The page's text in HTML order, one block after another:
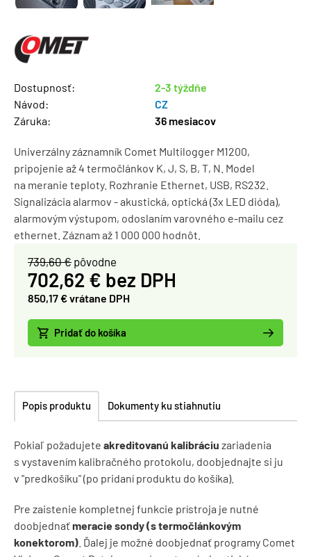
Dostupnosť:
2-3 týždňe
Návod:
CZ
Záruka:
36 mesiacov
Univerzálny záznamník Comet Multilogger M1200,
pripojenie až 4 termočlánkov K, J, S, B, T, N. Model
na meranie teploty. Rozhranie Ethernet, USB, RS232.
Signalizácia alarmov - akustická, optická (3x LED dióda),
alarmovým výstupom, odoslaním varovného e-mailu cez
ethernet. Záznam až 1 000 000 hodnôt.
739,60 € pôvodne
702,62 € bez DPH
850,17 € vrátane DPH
Pridať do košíka
Popis produktu Dokumenty ku stiahnutiu
Pokiaľ požadujete akreditovanú kalibráciu zariadenia
s vystavením kalibračného protokolu, doobjednajte si ju
v "predkošíku" (po pridaní produktu do košíka).
Pre zaistenie kompletnej funkcie prístroja je nutné
doobjednaťmeracie sondy (s termočlánkovým
konektorom) . Ďalej je možné doobjednať programy Comet